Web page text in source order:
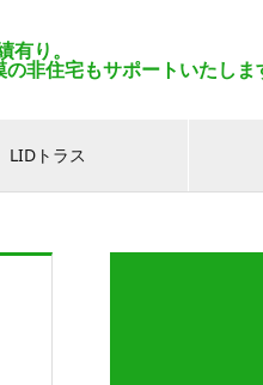
り。
非住宅もサポートいたしま
LIDトラス